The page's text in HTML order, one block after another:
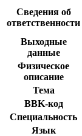
Сведения об
ответственности
Выходные
данные
Физическое
описание
Тема
BBK-код
Специальность
Язык